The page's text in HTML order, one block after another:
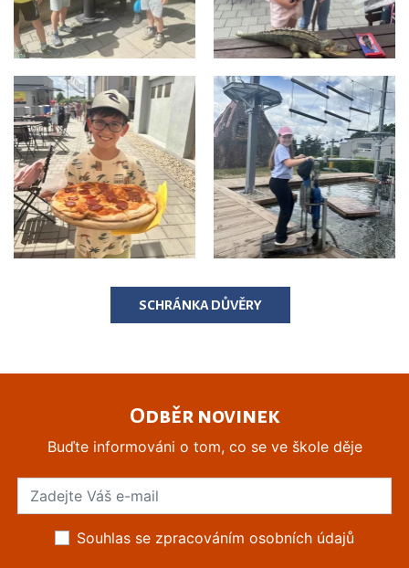
SCHRÁNKA DŮVĚRY
Odběr novinek
Buďte informováni o tom, co se ve škole děje
Souhlas se zpracováním osobních údajů